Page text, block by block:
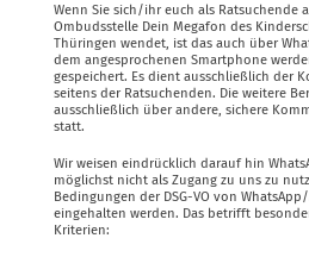
Wenn Sie sich/ihr euch als Ratsuchende
Ombudsstelle Dein Megafon des
Thüringen wendet, ist das auch über
dem angesprochenen Smartphone
gespeichert. Es dient ausschließlich der
seitens der Ratsuchenden. Die weitere
ausschließlich über andere, sichere
statt.
Wir weisen eindrücklich darauf hin
möglichst nicht als Zugang zu uns zu
Bedingungen der DSG-VO von
eingehalten werden. Das betrifft
Kriterien: